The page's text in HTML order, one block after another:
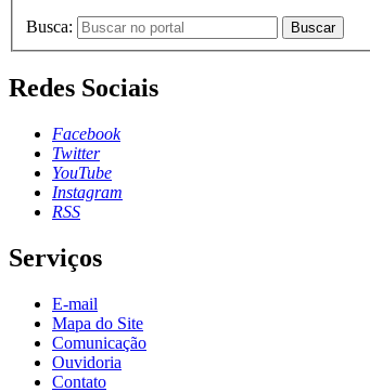
Busca: Buscar
Redes Sociais
Facebook
Twitter
YouTube
Instagram
RSS
Serviços
E-mail
Mapa do Site
Comunicação
Ouvidoria
Contato